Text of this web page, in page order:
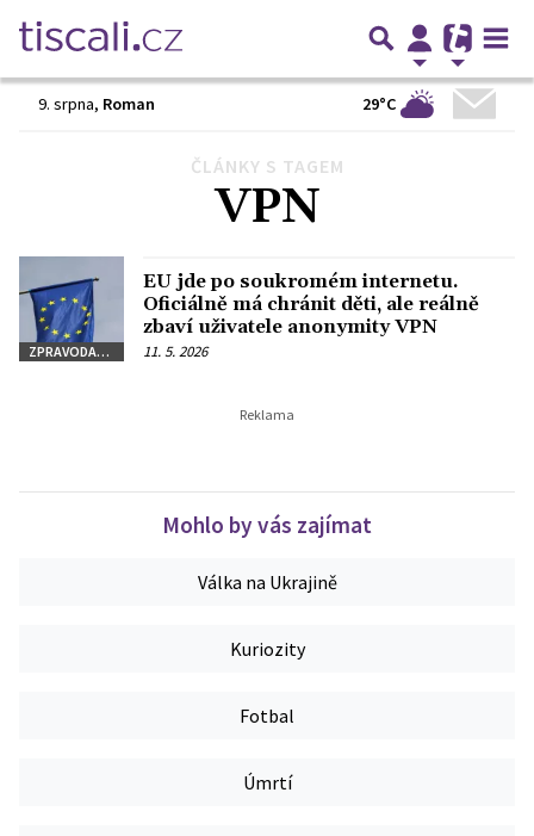
9. srpna, Roman 29°C
ČLÁNKY S TAGEM
VPN
ZPRAVODAJSTVÍ
EU jde po soukromém internetu.
Oficiálně má chránit děti, ale reálně
zbaví uživatele anonymity VPN
11. 5. 2026
Mohlo by vás zajímat
Válka na Ukrajině
Kuriozity
Fotbal
Úmrtí